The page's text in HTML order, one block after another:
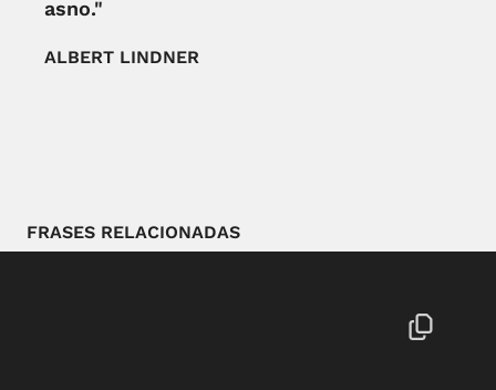
asno."
ALBERT LINDNER
FRASES RELACIONADAS